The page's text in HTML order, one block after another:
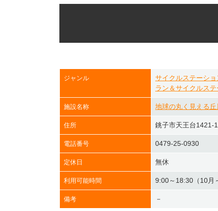
ジャンル
サイクルステーショ
ラン＆サイクルステ
施設名称 地球の丸く見える
住所 銚子市天王台1421-1
電話番号 0479-25-0930
定休日 無休
利用可能時間 9:00～18:30（10月
備考 －